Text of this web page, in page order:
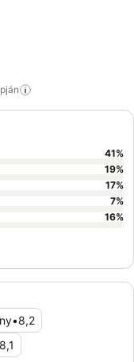
•8,2
8,1
41%
19%
17%
7%
16%